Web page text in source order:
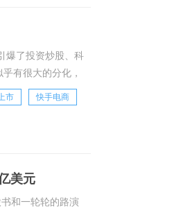
爆了投资炒股、科
有很大的分化，
打新“快手”的股
个新业态，出现
市 快手电商
美元
和一轮轮的路演